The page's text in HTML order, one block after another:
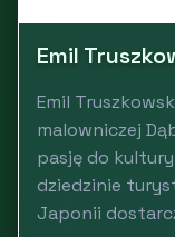
Emil
Emil
malowniczej
pasję do
dziedzinie
Japonii